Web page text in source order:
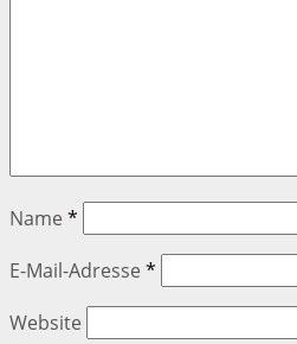
Name *
E-Mail-Adresse *
Website